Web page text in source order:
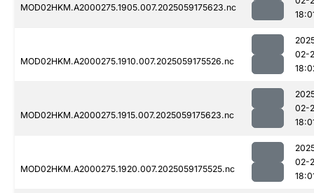
MOD02HKM.A2000275.1905.007.2025059175623.nc
MOD02HKM.A2000275.1910.007.2025059175526.nc
02-
MOD02HKM.A2000275.1915.007.2025059175623.nc
02-
MOD02HKM.A2000275.1920.007.2025059175525.nc
02-